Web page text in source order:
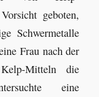
geboten,
Schwermetalle
Frau nach der
Mitteln die
eine